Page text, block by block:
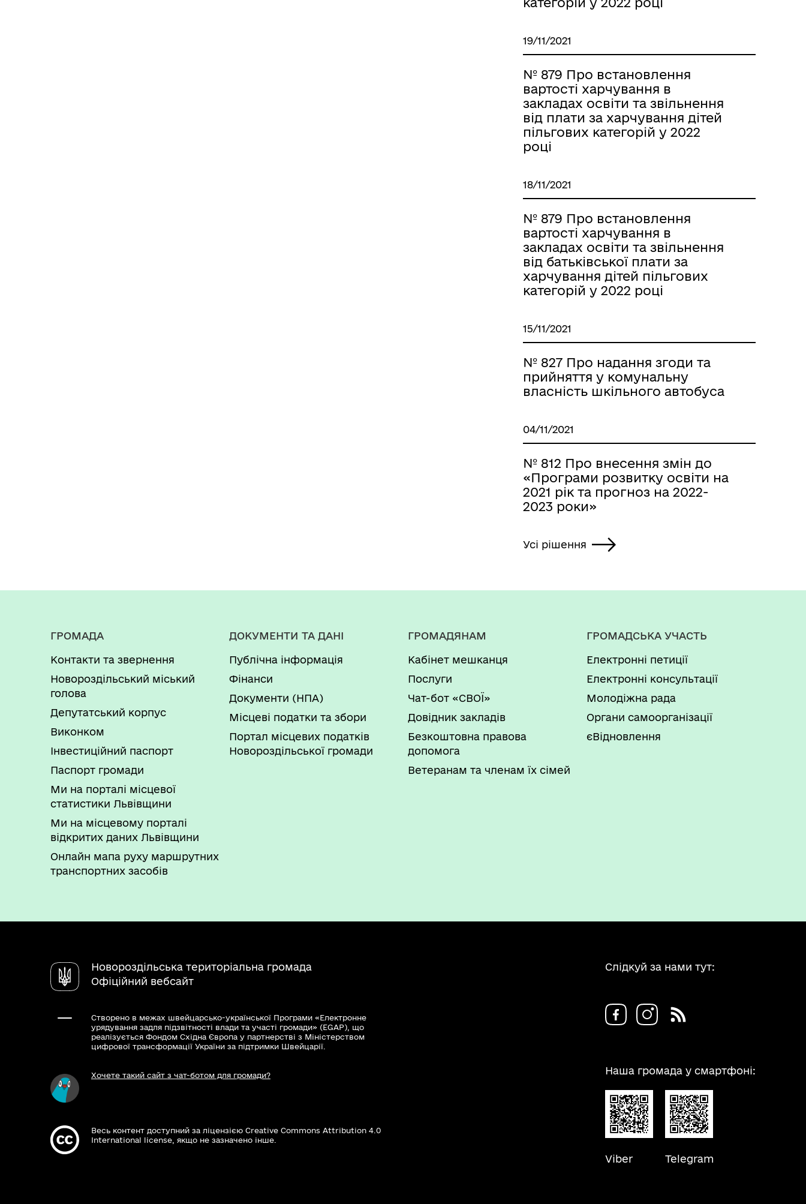
19/11/2021
№ 879 Про встановлення
вартості харчування в
закладах освіти та звільнення
від плати за харчування дітей
пільгових категорій у 2022
році
18/11/2021
№ 879 Про встановлення
вартості харчування в
закладах освіти та звільнення
від батьківської плати за
харчування дітей пільгових
категорій у 2022 році
15/11/2021
№ 827 Про надання згоди та
прийняття у комунальну
власність шкільного автобуса
04/11/2021
№ 812 Про внесення змін до
«Програми розвитку освіти на
2021 рік та прогноз на 2022-
2023 роки»
Усі рішення
ГРОМАДА
Контакти та звернення
Новороздільський міський
голова
Депутатський корпус
Виконком
Інвестиційний паспорт
Паспорт громади
Ми на порталі місцевої
статистики Львівщини
Ми на місцевому порталі
відкритих даних Львівщини
Онлайн мапа руху маршрутних
транспортних засобів
ДОКУМЕНТИ ТА ДАНІ
Публічна інформація
Фінанси
Документи (НПА)
Місцеві податки та збори
Портал місцевих податків
Новороздільської громади
ГРОМАДЯНАМ
Кабінет мешканця
Послуги
Чат-бот «СВОЇ»
Довідник закладів
Безкоштовна правова
допомога
Ветеранам та членам їх сімей
ГРОМАДСЬКА УЧАСТЬ
Електронні петиції
Електронні консультації
Молодіжна рада
Органи самоорганізації
єВідновлення
Новороздільська територіальна громада
Офіційний вебсайт
Створено в межах швейцарсько-української Програми «Електронне
урядування задля підзвітності влади та участі громади» (EGAP), що
реалізується Фондом Східна Європа у партнерстві з Міністерством
цифрової трансформації України за підтримки Швейцарії.
Хочете такий сайт з чат-ботом для громади?
Весь контент доступний за ліцензією Creative Commons Attribution 4.0
International license, якщо не зазначено інше.
Слідкуй за нами тут:
Наша громада у смартфоні:
Viber Telegram